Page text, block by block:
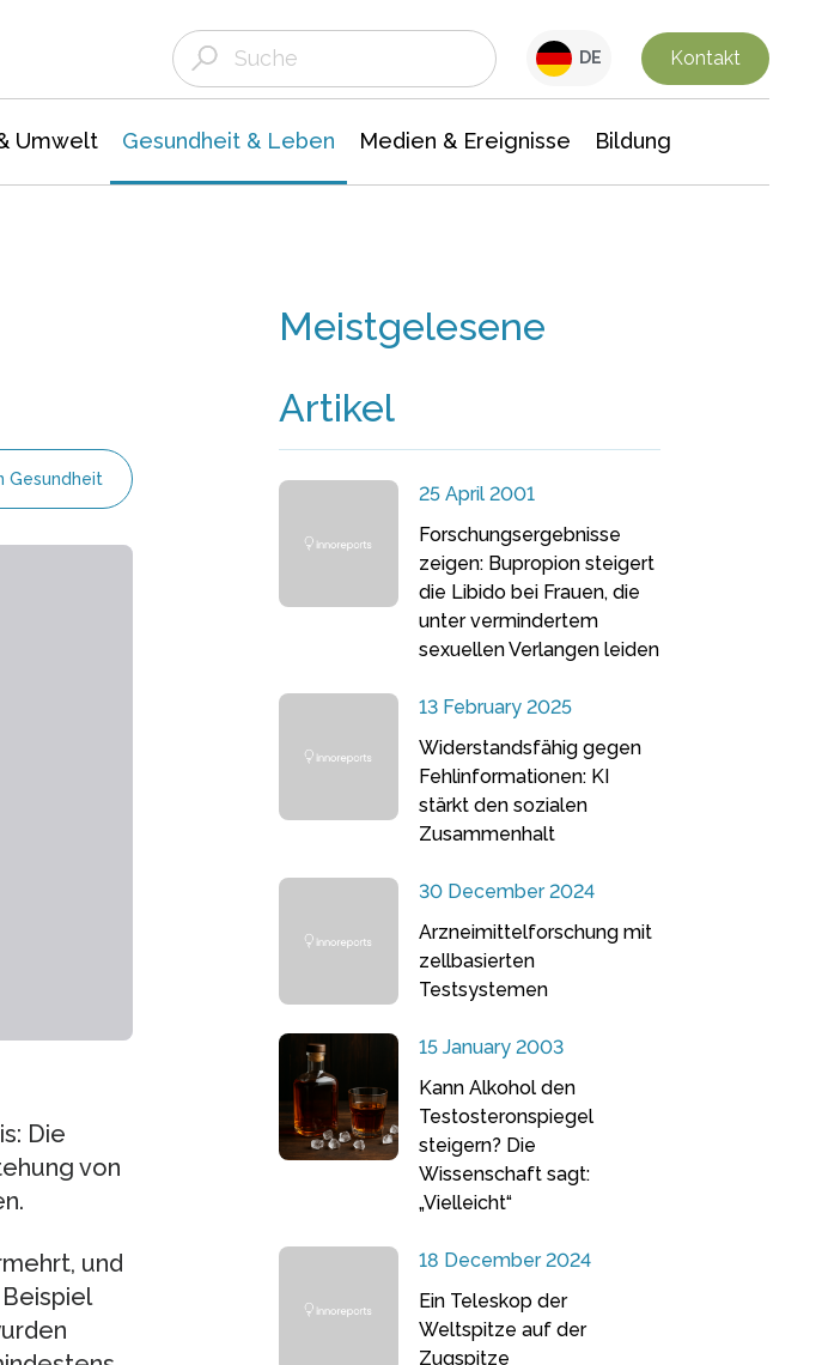
DE Kontakt
Umwelt Gesundheit & Leben Medien & Ereignisse Bildung
Gesundheit
Die
von
und
Meistgelesene
Artikel
25 April 2001
Forschungsergebnisse
zeigen: Bupropion steigert
die Libido bei Frauen, die
unter vermindertem
sexuellen Verlangen leiden
13 February 2025
Widerstandsfähig gegen
Fehlinformationen: KI
stärkt den sozialen
Zusammenhalt
30 December 2024
Arzneimittelforschung mit
zellbasierten
Testsystemen
15 January 2003
Kann Alkohol den
Testosteronspiegel
steigern? Die
Wissenschaft sagt:
„Vielleicht“
18 December 2024
Ein Teleskop der
Weltspitze auf der
Zugspitze